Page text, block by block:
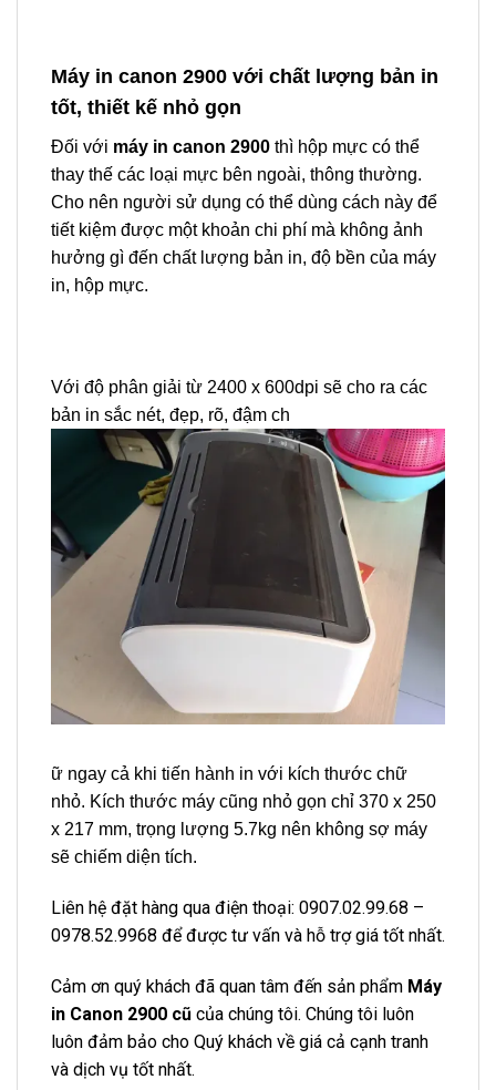
Máy in canon 2900 với chất lượng bản in
tốt, thiết kế nhỏ gọn
Đối với máy in canon 2900 thì hộp mực có thể
thay thế các loại mực bên ngoài, thông thường.
Cho nên người sử dụng có thể dùng cách này để
tiết kiệm được một khoản chi phí mà không ảnh
hưởng gì đến chất lượng bản in, độ bền của máy
in, hộp mực.
Với độ phân giải từ 2400 x 600dpi sẽ cho ra các
bản in sắc nét, đẹp, rõ, đậm ch
ữ ngay cả khi tiến hành in với kích thước chữ
nhỏ. Kích thước máy cũng nhỏ gọn chỉ 370 x 250
x 217 mm, trọng lượng 5.7kg nên không sợ máy
sẽ chiếm diện tích.
Liên hệ đặt hàng qua điện thoại: 0907.02.99.68 –
0978.52.9968 để được tư vấn và hỗ trợ giá tốt nhất.
Cảm ơn quý khách đã quan tâm đến sản phẩm Máy
in Canon 2900 cũ của chúng tôi. Chúng tôi luôn
luôn đảm bảo cho Quý khách về giá cả cạnh tranh
và dịch vụ tốt nhất.